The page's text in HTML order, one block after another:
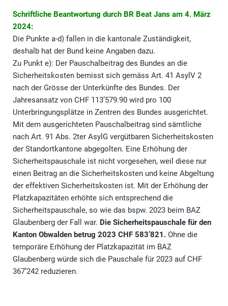
Schriftliche Beantwortung durch BR Beat Jans am 4. März
2024:
Die Punkte a-d) fallen in die kantonale Zuständigkeit,
deshalb hat der Bund keine Angaben dazu.
Zu Punkt e): Der Pauschalbeitrag des Bundes an die
Sicherheitskosten bemisst sich gemäss Art. 41 AsylV 2
nach der Grösse der Unterkünfte des Bundes. Der
Jahresansatz von CHF 113’579.90 wird pro 100
Unterbringungsplätze in Zentren des Bundes ausgerichtet.
Mit dem ausgerichteten Pauschalbeitrag sind sämtliche
nach Art. 91 Abs. 2ter AsylG vergütbaren Sicherheitskosten
der Standortkantone abgegolten. Eine Erhöhung der
Sicherheitspauschale ist nicht vorgesehen, weil diese nur
einen Beitrag an die Sicherheitskosten und keine Abgeltung
der effektiven Sicherheitskosten ist. Mit der Erhöhung der
Platzkapazitäten erhöhte sich entsprechend die
Sicherheitspauschale, so wie das bspw. 2023 beim BAZ
Glaubenberg der Fall war. Die Sicherheitspauschale für den
Kanton Obwalden betrug 2023 CHF 583’821. Ohne die
temporäre Erhöhung der Platzkapazität im BAZ
Glaubenberg würde sich die Pauschale für 2023 auf CHF
367’242 reduzieren.